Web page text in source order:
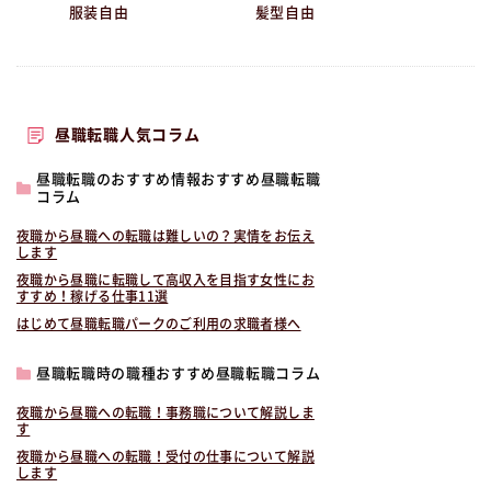
服装自由 髪型自由
昼職転職人気コラム
昼職転職のおすすめ情報おすすめ昼職転職
コラム
夜職から昼職への転職は難しいの？実情をお伝え
します
夜職から昼職に転職して高収入を目指す女性にお
すすめ！稼げる仕事11選
はじめて昼職転職パークのご利用の求職者様へ
昼職転職時の職種おすすめ昼職転職コラム
夜職から昼職への転職！事務職について解説しま
す
夜職から昼職への転職！受付の仕事について解説
します